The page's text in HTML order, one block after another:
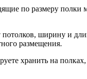
по размеру полки
ширину и
размещения.
хранить на